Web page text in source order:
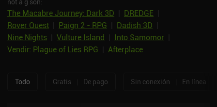
The Macabre Journey: Dark 3D DREDGE
Rover Quest
Paign 2 - RPG Dadish 3D
Nine Nights
Vulture Island Into Samomor
Vendir: Plague of Lies RPG
Afterplace
Todo Gratis De pago Sin conexión En línea